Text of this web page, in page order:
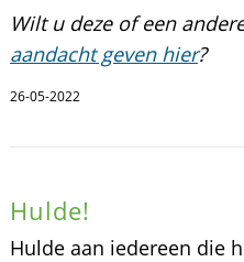
Wilt u deze of een
aandacht geven hier?
26-05-2022
Hulde!
Hulde aan iedereen die